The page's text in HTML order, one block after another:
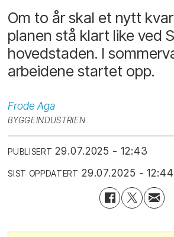
Om to år skal et nytt
planen stå klart like ved
hovedstaden. I
arbeidene startet opp.
Frode Aga
BYGGEINDUSTRIEN
PUBLISERT 29.07.2025 - 12:43
SIST OPPDATERT 29.07.2025 - 12:44